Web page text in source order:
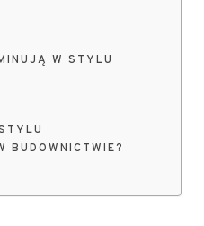
W STYLU
BUDOWNICTWIE?